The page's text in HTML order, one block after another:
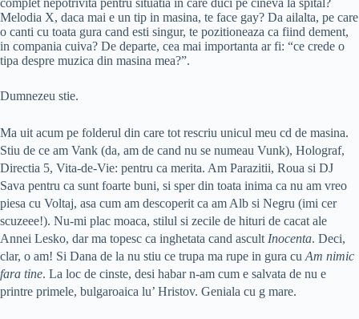
complet nepotrivita pentru situatia in care duci pe cineva la spital?
Melodia X, daca mai e un tip in masina, te face gay? Da ailalta, pe care
o canti cu toata gura cand esti singur, te pozitioneaza ca fiind dement,
in compania cuiva? De departe, cea mai importanta ar fi: “ce crede o
tipa despre muzica din masina mea?”.
Dumnezeu stie.
Ma uit acum pe folderul din care tot rescriu unicul meu cd de masina.
Stiu de ce am Vank (da, am de cand nu se numeau Vunk), Holograf,
Directia 5, Vita-de-Vie: pentru ca merita. Am Parazitii, Roua si DJ
Sava pentru ca sunt foarte buni, si sper din toata inima ca nu am vreo
piesa cu Voltaj, asa cum am descoperit ca am Alb si Negru (imi cer
scuzeee!). Nu-mi plac moaca, stilul si zecile de hituri de cacat ale
Annei Lesko, dar ma topesc ca inghetata cand ascult Inocenta. Deci,
clar, o am! Si Dana de la nu stiu ce trupa ma rupe in gura cu Am nimic
fara tine. La loc de cinste, desi habar n-am cum e salvata de nu e
printre primele, bulgaroaica lu’ Hristov. Geniala cu g mare.